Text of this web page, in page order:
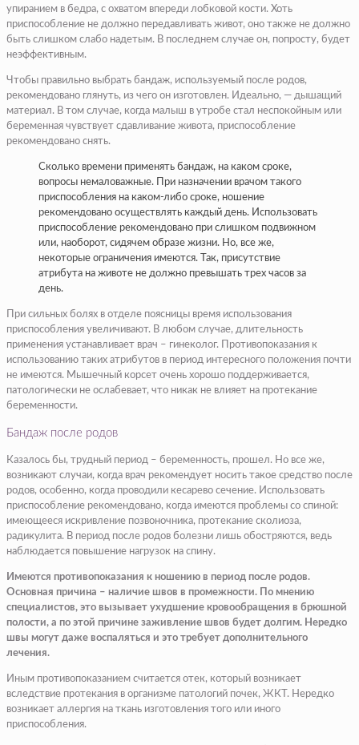
упиранием в бедра, с охватом впереди лобковой кости. Хоть
приспособление не должно передавливать живот, оно также не должно
быть слишком слабо надетым. В последнем случае он, попросту, будет
неэффективным.
Чтобы правильно выбрать бандаж, используемый после родов,
рекомендовано глянуть, из чего он изготовлен. Идеально, — дышащий
материал. В том случае, когда малыш в утробе стал неспокойным или
беременная чувствует сдавливание живота, приспособление
рекомендовано снять.
Сколько времени применять бандаж, на каком сроке,
вопросы немаловажные. При назначении врачом такого
приспособления на каком-либо сроке, ношение
рекомендовано осуществлять каждый день. Использовать
приспособление рекомендовано при слишком подвижном
или, наоборот, сидячем образе жизни. Но, все же,
некоторые ограничения имеются. Так, присутствие
атрибута на животе не должно превышать трех часов за
день.
При сильных болях в отделе поясницы время использования
приспособления увеличивают. В любом случае, длительность
применения устанавливает врач – гинеколог. Противопоказания к
использованию таких атрибутов в период интересного положения почти
не имеются. Мышечный корсет очень хорошо поддерживается,
патологически не ослабевает, что никак не влияет на протекание
беременности.
Бандаж после родов
Казалось бы, трудный период – беременность, прошел. Но все же,
возникают случаи, когда врач рекомендует носить такое средство после
родов, особенно, когда проводили кесарево сечение. Использовать
приспособление рекомендовано, когда имеются проблемы со спиной:
имеющееся искривление позвоночника, протекание сколиоза,
радикулита. В период после родов болезни лишь обостряются, ведь
наблюдается повышение нагрузок на спину.
Имеются противопоказания к ношению в период после родов.
Основная причина – наличие швов в промежности. По мнению
специалистов, это вызывает ухудшение кровообращения в брюшной
полости, а по этой причине заживление швов будет долгим. Нередко
швы могут даже воспаляться и это требует дополнительного
лечения.
Иным противопоказанием считается отек, который возникает
вследствие протекания в организме патологий почек, ЖКТ. Нередко
возникает аллергия на ткань изготовления того или иного
приспособления.